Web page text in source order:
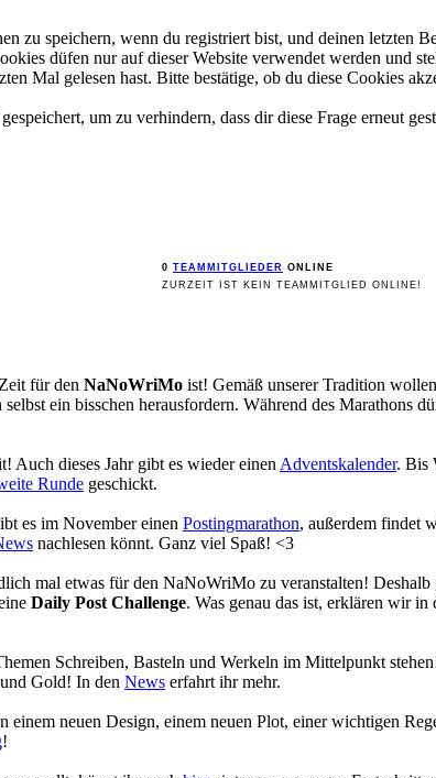
zu speichern, wenn du registriert bist, und deinen letzten
düfen nur auf dieser Website verwendet werden und
Mal gelesen hast. Bitte bestätige, ob du diese Cookies
um zu verhindern, dass dir diese Frage erneut
0 TEAMMITGLIEDER ONLINE
ZURZEIT IST KEIN TEAMMITGLIED ONLINE!
für den NaNoWriMo ist! Gemäß unserer Tradition
ein bisschen herausfordern. Während des Marathons
Auch dieses Jahr gibt es wieder einen Adventskalender. Bis
Runde geschickt.
es im November einen Postingmarathon, außerdem findet
nachlesen könnt. Ganz viel Spaß! <3
mal etwas für den NaNoWriMo zu veranstalten!
Daily Post Challenge. Was genau das ist, erklären wir in
Schreiben, Basteln und Werkeln im Mittelpunkt
Gold! In den News erfahrt ihr mehr.
neuen Design, einem neuen Plot, einer wichtigen
!